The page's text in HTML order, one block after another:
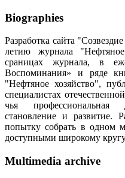
Biographies
Разработка сайта
летию журнала
сраницах журнала, в
Воспоминания» и ряде
"Нефтяное хозяйство",
специалистах
чья профессиональная
становление и развитие.
попытку собрать в одном
доступными широкому
Multimedia archive